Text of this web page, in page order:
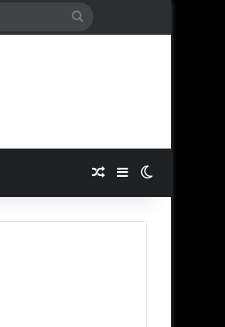
Buscar
Publicación al azar
Barra lateral